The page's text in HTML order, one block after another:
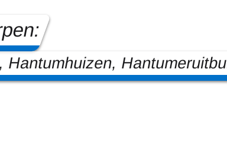
Hantumhuizen,